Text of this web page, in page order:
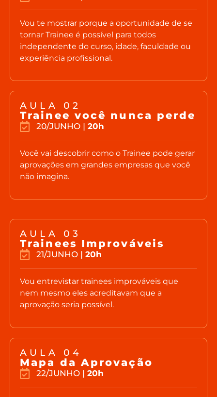
Vou te mostrar porque a oportunidade de se
tornar Trainee é possível para todos
independente do curso, idade, faculdade ou
experiência profissional.
AULA 02
Trainee você nunca perde
20/JUNHO | 20h
Você vai descobrir como o Trainee pode gerar
aprovações em grandes empresas que você
não imagina.
AULA 03
Trainees Improváveis
21/JUNHO | 20h
Vou entrevistar trainees improváveis que
nem mesmo eles acreditavam que a
aprovação seria possível.
AULA 04
Mapa da Aprovação
22/JUNHO | 20h